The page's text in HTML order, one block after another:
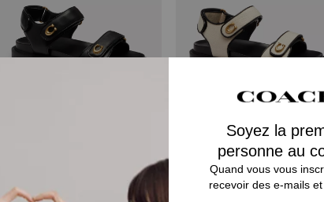
Brynn Sandal